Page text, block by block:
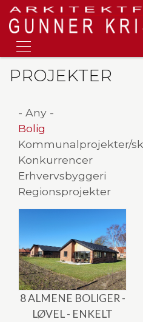
Skip
main
content
PROJEKTER
- Any -
Bolig
Kommunalprojekter/
Konkurrencer
Erhvervsbyggeri
Regionsprojekter
8 ALMENE BOLIGER -
LØVEL - ENKELT